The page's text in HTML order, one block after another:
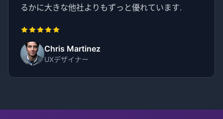
るかに大きな他社よりもずっと優れています.
Chris Martinez
UXデザイナー